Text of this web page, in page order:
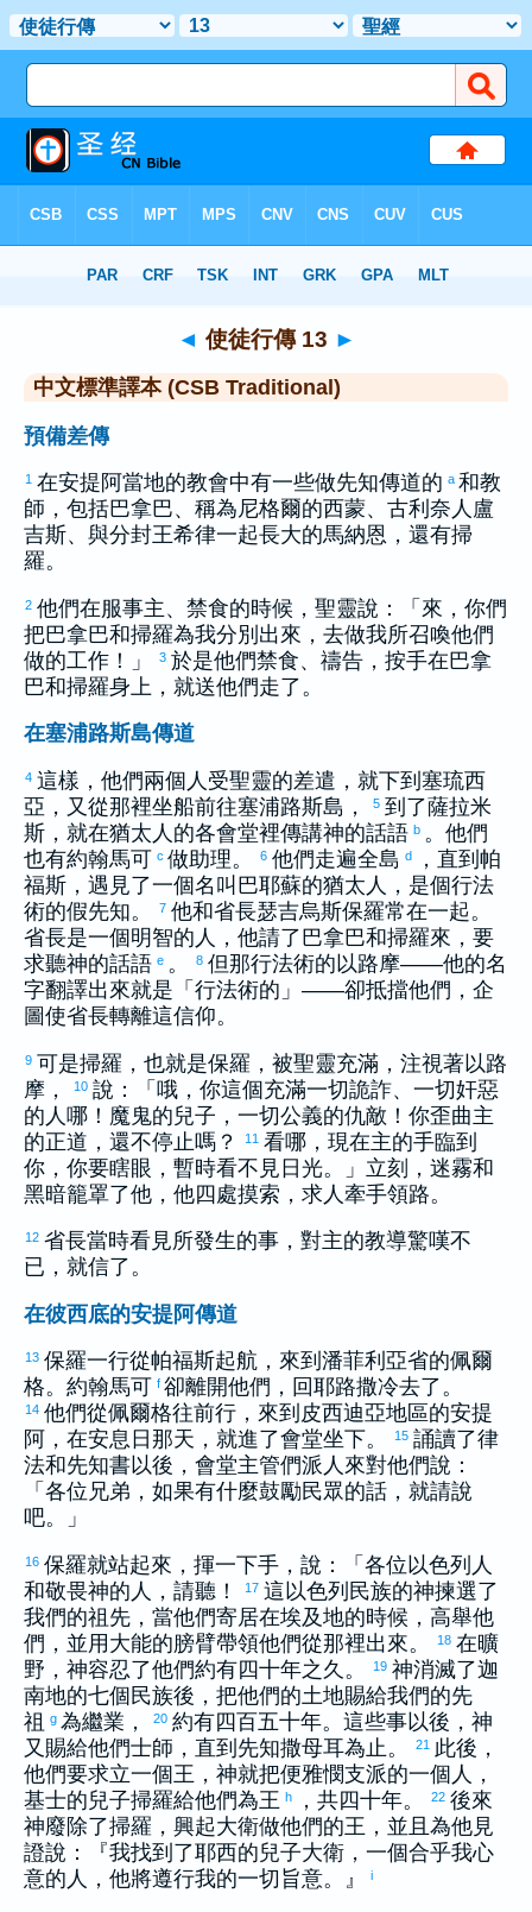
> 使徒行傳 13
◄ 使徒行傳 13 ►
中文標準譯本 (CSB Traditional)
預備差傳
1 在安提阿當地的教會中有一些做先知傳道的 a 和教
師，包括巴拿巴、稱為尼格爾的西蒙、 古利奈 人 盧
吉斯、與分封王希律一起長大的馬納恩 ，還有掃
羅。
2 他們在服事主、禁食的時候，聖靈說：「來，你們
把巴拿巴和掃羅為我分別出來，去做我所召喚他們
做的工作！」
3 於是他們禁食、禱告，按手在巴拿
巴和掃羅身上，就送他們走了。
在塞浦路斯島傳道
4 這樣，他們兩個人受聖靈的差遣，就下到 塞琉西
亞 ，又從那裡坐船前往塞浦路斯島， 5 到了薩拉米
斯 ，就在猶太 人的各會堂裡傳講神的話語 b 。他們
也有約翰馬可 c 做助理。 6 他們走遍全島 d ，直到 帕
福斯 ，遇見了一個名叫 巴耶蘇的猶太 人，是個行法
術的假先知。
7 他和省長瑟吉烏斯保羅常在一起。
省長是一個明智的人，他請了巴拿巴和掃羅來，要
求聽神的話語 e 。 8 但那行法術的 以路摩——他的名
字翻譯出來就是「行法術的」——卻抵擋他們，企
圖使省長轉離這信仰。
9 可是掃羅 ，也就是保羅 ，被聖靈充滿，注視著以路
摩 ， 10 說：「哦，你這個充滿一切詭詐、一切奸惡
的人哪！魔鬼的兒子，一切公義的仇敵！你歪曲主
的正道，還不停止嗎？
11 看哪，現在主的手臨到
你，你要瞎眼，暫時看不見日光。」立刻，迷霧和
黑暗籠罩了他，他四處摸索，求人牽手領路。
12 省長當時看見所發生的事，對主的教導驚嘆不
已，就信了。
在彼西底的安提阿傳道
13 保羅一行從帕福斯起航，來到 潘菲利亞省的佩爾
格。 約翰馬可 f 卻離開他們，回耶路撒冷去了。
14 他們從佩爾格往前行，來到 皮西迪亞地區的安提
阿 ，在安息日那天，就進了會堂坐下。 15 誦讀了律
法和先知書以後，會堂主管們派人來對他們說：
「各位兄弟，如果有什麼鼓勵民眾的話，就請說
吧。」
16 保羅就站起來，揮一下手，說：「各位 以色列 人
和敬畏神的人，請聽！
17 這 以色列 民族的神揀選了
我們的祖先，當他們寄居在埃及地的時候，高舉他
們，並用大能的膀臂帶領他們從那裡出來。
18 在曠
野，神容忍了他們約有四十年之久。
19 神消滅了迦
南地的七個民族後，把他們的土地賜給我們的先
祖 g 為繼業， 20 約有四百五十年。這些事以後，神
又賜給他們士師，直到先知撒母耳為止。 21 此後，
他們要求立一個王，神就把便雅憫支派的一個人，
基士的兒子掃羅給他們為王 h ，共四十年。 22 後來
神廢除了掃羅 ，興起大衛做他們的王，並且為他見
證說：『我找到了耶西的兒子大衛 ，一個合乎我心
意的人，他將遵行我的一切旨意。』
i